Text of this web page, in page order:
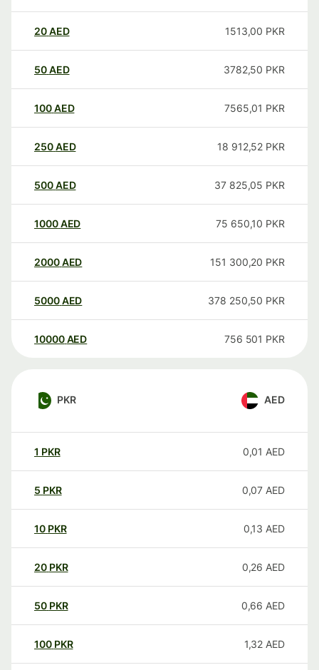
20AED 1513,00 PKR
50AED 3782,50 PKR
100AED 7565,01 PKR
250AED 18 912,52 PKR
500AED 37 825,05 PKR
1000AED 75 650,10 PKR
2000AED 151 300,20 PKR
5000AED 378 250,50 PKR
10000 AED 756 501 PKR
PKR AED
1 PKR 0,01 AED
5 PKR 0,07 AED
10 PKR 0,13 AED
20 PKR 0,26 AED
50 PKR 0,66 AED
100 PKR 1,32 AED